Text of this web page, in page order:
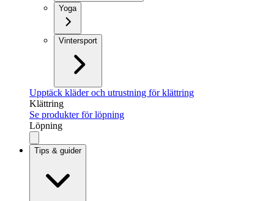
Yoga
Vintersport
Upptäck kläder och utrustning för klättring
Klättring
Se produkter för löpning
Löpning
Tips & guider